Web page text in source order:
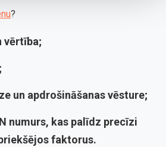
?
vērtība;
un apdrošināšanas vēsture;
numurs, kas palīdz precīzi
faktorus.